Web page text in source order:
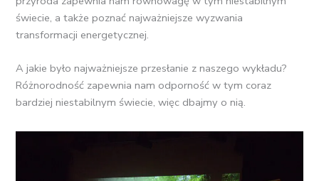
świecie, a także poznać najważniejsze wyzwania
transformacji energetycznej.
A jakie było najważniejsze przesłanie z naszego wykładu?
Różnorodność zapewnia nam odporność w tym coraz
bardziej niestabilnym świecie, więc dbajmy o nią.